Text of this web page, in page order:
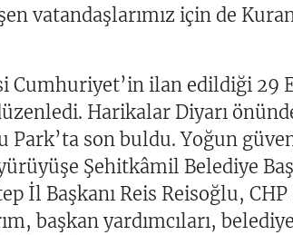
vatandaşlarımız için de
Cumhuriyet’in ilan edildiği 29
Harikalar Diyarı
Park’ta son buldu. Yoğun
Şehitkâmil Belediye
İl Başkanı Reis Reisoğlu,
başkan yardımcıları,